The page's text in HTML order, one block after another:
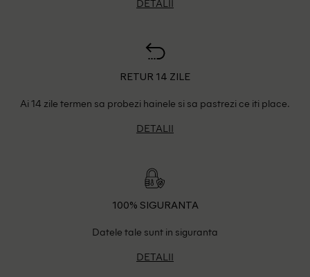
RETUR 14 ZILE
Ai 14 zile termen sa probezi hainele si sa pastrezi ce iti place.
DETALII
100% SIGURANTA
Datele tale sunt in siguranta
DETALII